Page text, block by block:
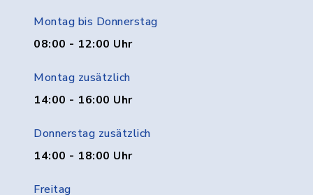
Montag bis Donnerstag
08:00 - 12:00 Uhr
Montag zusätzlich
14:00 - 16:00 Uhr
Donnerstag zusätzlich
14:00 - 18:00 Uhr
Freitag